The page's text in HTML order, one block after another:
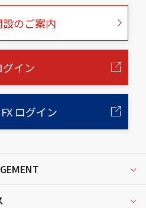
設のご案内
グイン
ログイン